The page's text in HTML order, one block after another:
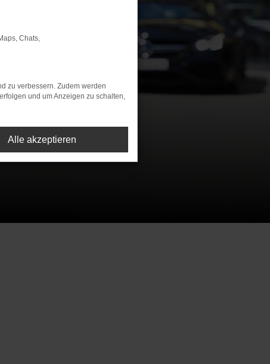
Chats,
zu verbessern. Zudem werden
und um Anzeigen zu schalten,
Alle akzeptieren